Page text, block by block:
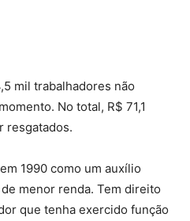
mil trabalhadores não
No total, R$ 71,1
resgatados.
1990 como um auxílio
menor renda. Tem direito
que tenha exercido função